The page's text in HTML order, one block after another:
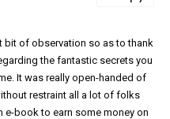
bit of observation so as to thank
the fantastic secrets you
It was really open-handed of
restraint all a lot of folks
e-book to earn some money on